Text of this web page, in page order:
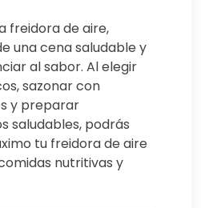
freidora de aire,
una cena saludable y
al sabor. Al elegir
sazonar con
y preparar
saludables, podrás
tu freidora de aire
nutritivas y